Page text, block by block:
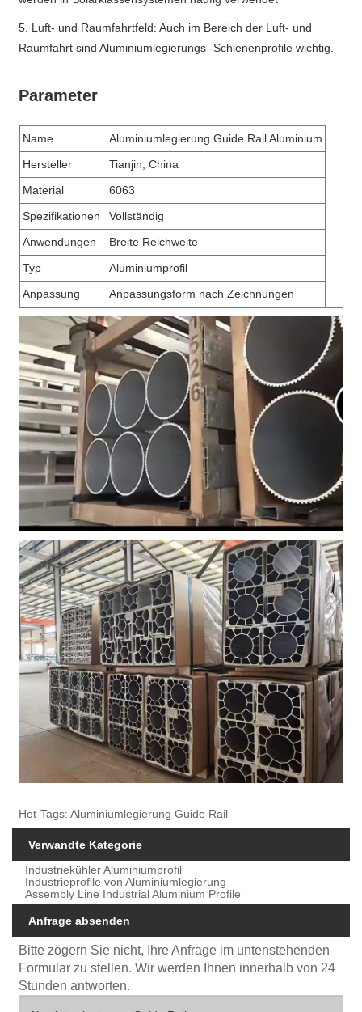
5. Luft- und Raumfahrtfeld: Auch im Bereich der Luft- und
Raumfahrt sind Aluminiumlegierungs -Schienenprofile wichtig.
Parameter
Name
Aluminiumlegierung Guide Rail Aluminium
Hersteller
Tianjin, China
Material
6063
Spezifikationen
Vollständig
Anwendungen
Breite Reichweite
Typ
Aluminiumprofil
Anpassung
Anpassungsform nach Zeichnungen
Hot-Tags: Aluminiumlegierung Guide Rail
Verwandte Kategorie
Industriekühler Aluminiumprofil
Industrieprofile von Aluminiumlegierung
Assembly Line Industrial Aluminium Profile
Anfrage absenden
Bitte zögern Sie nicht, Ihre Anfrage im untenstehenden
Formular zu stellen. Wir werden Ihnen innerhalb von 24
Stunden antworten.